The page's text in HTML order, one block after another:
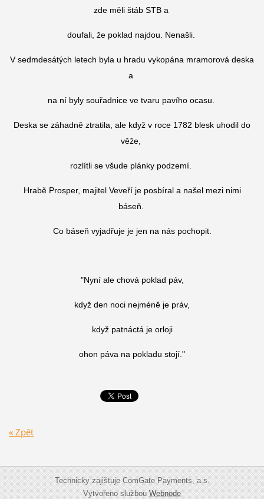
zde měli štáb STB a
doufali, že poklad najdou. Nenašli.
V sedmdesátých letech byla u hradu vykopána mramorová deska
a
na ní byly souřadnice ve tvaru pavího ocasu.
Deska se záhadně ztratila, ale když v roce 1782 blesk uhodil do
věže,
rozlítli se všude plánky podzemí.
Hrabě Prosper, majitel Veveří je posbíral a našel mezi nimi
báseň.
Co báseň vyjadřuje je jen na nás pochopit.
"Nyní ale chová poklad páv,
když den noci nejméně je práv,
když patnáctá je orloji
ohon páva na pokladu stojí."
« Zpět
Technicky zajištuje ComGate Payments, a.s.
Vytvořeno službouWebnode